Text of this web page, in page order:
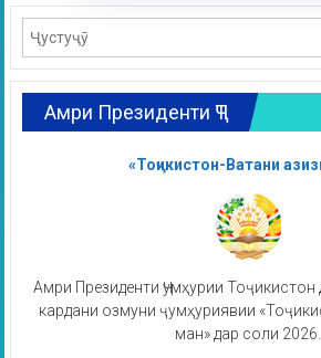
Амри Президенти ҶТ
«Тоҷикистон-Ватани
Амри Президенти Ҷумҳурии
кардани озмуни ҷумҳуриявии
ман» дар соли 2026.